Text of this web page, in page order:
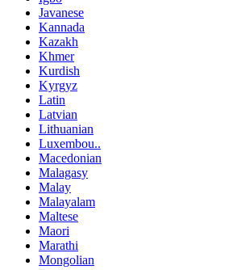
Javanese
Kannada
Kazakh
Khmer
Kurdish
Kyrgyz
Latin
Latvian
Lithuanian
Luxembou..
Macedonian
Malagasy
Malay
Malayalam
Maltese
Maori
Marathi
Mongolian